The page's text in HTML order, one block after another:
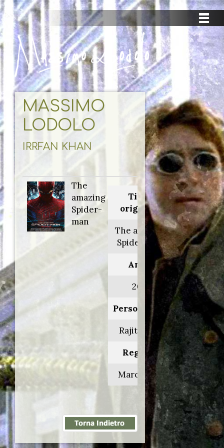
MASSIMO
LODOLO
IRRFAN KHAN
The
amazing
Spider-
man
Titolo
originale:
The amazing
Spider-man
Anno:
2012
Personaggio:
Rajit Ratha
Regia di:
Marc Webb